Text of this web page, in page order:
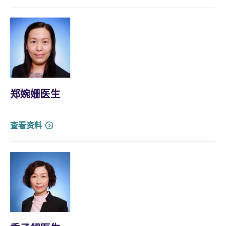
郑婉姗医生
查看资料